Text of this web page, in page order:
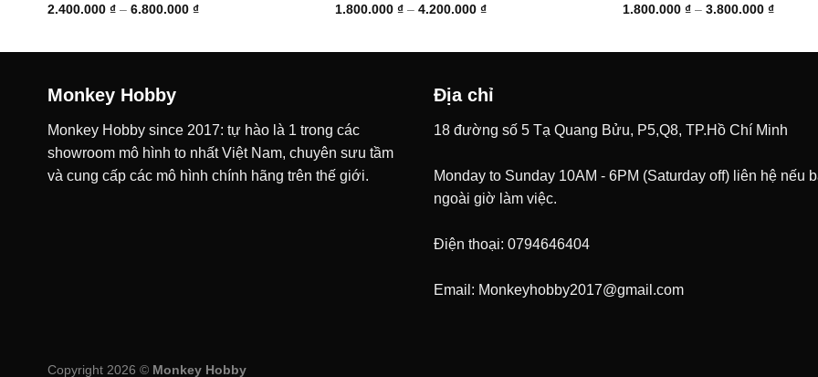
2.400.000 ₫ – 6.800.000 ₫Khoảng
1.800.000 ₫ – 4.200.000 ₫Khoảng
1.800.000 ₫ – 3.800.000 ₫Khoảng
Monkey Hobby
Monkey Hobby since 2017: tự hào là 1 trong các
showroom mô hình to nhất Việt Nam, chuyên sưu tầm
và cung cấp các mô hình chính hãng trên thế giới.
Địa chỉ
18 đường số 5 Tạ Quang Bửu, P5,Q8, TP.Hồ Chí Minh
Monday to Sunday 10AM - 6PM (Saturday off) liên hệ nếu
ngoài giờ làm việc.
Điện thoại: 0794646404
Email: Monkeyhobby2017@gmail.com
Copyright 2026 © Monkey Hobby